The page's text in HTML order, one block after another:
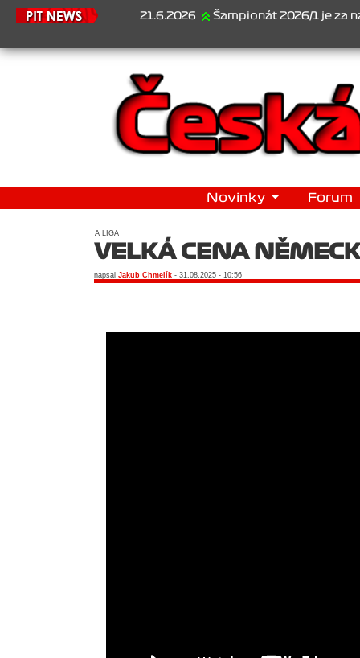
21.6.2026 Šampionát 2026/1 je za
Novinky Forum
A LIGA
VELKÁ CENA
napsal Jakub Chmelík - 31.08.2025 - 10:56